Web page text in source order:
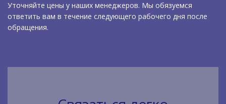
Уточняйте цены у наших менеджеров. Мы обязуемся
ответить вам в течение следующего рабочего дня после
обращения.